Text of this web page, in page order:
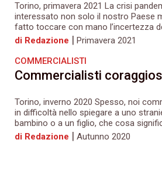
Torino, primavera 2021 La crisi
interessato non solo il nostro Paese
fatto toccare con mano l’incertezza
di Redazione | Primavera 2021
COMMERCIALISTI
Commercialisti
Torino, inverno 2020 Spesso, noi
in difficoltà nello spiegare a uno
bambino o a un figlio, che cosa
di Redazione | Autunno 2020